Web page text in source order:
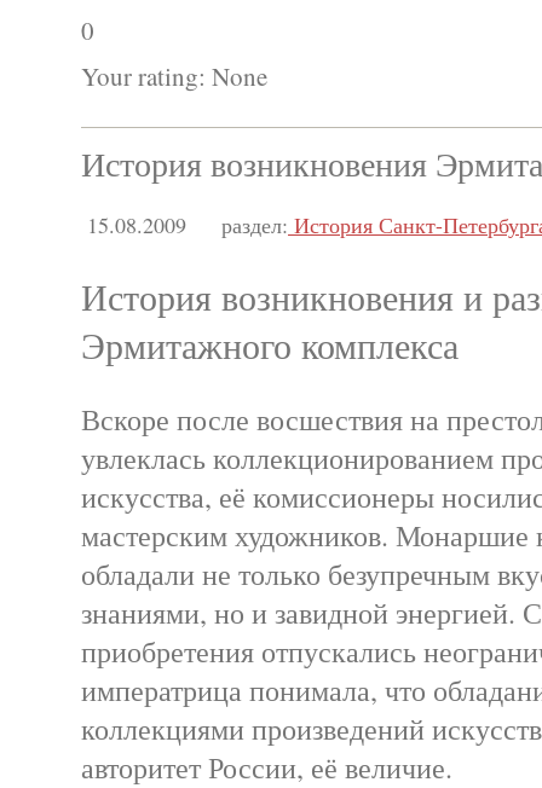
0
Your rating: None
История возникновения
15.08.2009 раздел: История Санкт-
История возникновения и
Эрмитажного комплекса
Вскоре после восшествия на
увлеклась коллекционированием
искусства, её комиссионеры
мастерским художников. Монаршие
обладали не только безупречным
знаниями, но и завидной энергией.
приобретения отпускались
императрица понимала, что
коллекциями произведений
авторитет России, её величие.